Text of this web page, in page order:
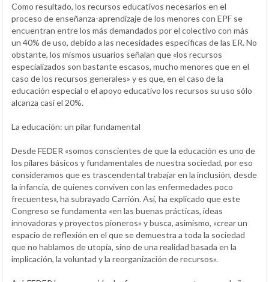
Como resultado, los recursos educativos necesarios en el
proceso de enseñanza-aprendizaje de los menores con EPF se
encuentran entre los más demandados por el colectivo con más
un 40% de uso, debido a las necesidades específicas de las ER. No
obstante, los mismos usuarios señalan que «los recursos
especializados son bastante escasos, mucho menores que en el
caso de los recursos generales» y es que, en el caso de la
educación especial o el apoyo educativo los recursos su uso sólo
alcanza casi el 20%.
La educación: un pilar fundamental
Desde FEDER «somos conscientes de que la educación es uno de
los pilares básicos y fundamentales de nuestra sociedad, por eso
consideramos que es trascendental trabajar en la inclusión, desde
la infancia, de quienes conviven con las enfermedades poco
frecuentes», ha subrayado Carrión. Así, ha explicado que este
Congreso se fundamenta «en las buenas prácticas, ideas
innovadoras y proyectos pioneros» y busca, asimismo, «crear un
espacio de reflexión en el que se demuestra a toda la sociedad
que no hablamos de utopía, sino de una realidad basada en la
implicación, la voluntad y la reorganización de recursos».